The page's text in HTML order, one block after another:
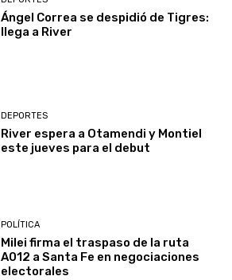
Ángel Correa se despidió de Tigres:
llega a River
DEPORTES
River espera a Otamendi y Montiel
este jueves para el debut
POLÍTICA
Milei firma el traspaso de la ruta
A012 a Santa Fe en negociaciones
electorales